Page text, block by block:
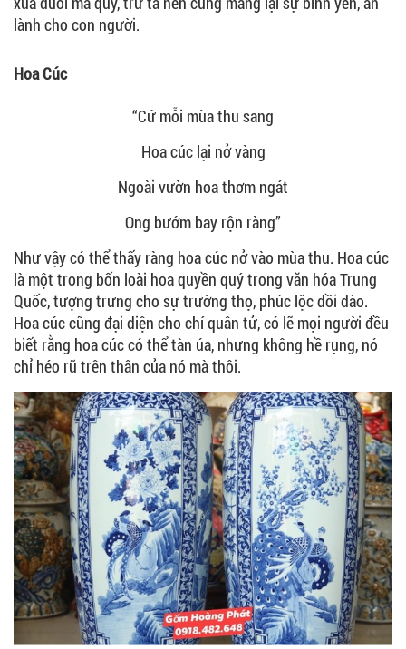
lành cho con người.
Hoa Cúc
“Cứ mỗi mùa thu sang
Hoa cúc lại nở vàng
Ngoài vườn hoa thơm ngát
Ong bướm bay rộn ràng”
Như vậy có thể thấy ràng hoa cúc nở vào mùa thu. Hoa cúc
là một trong bốn loài hoa quyền quý trong văn hóa Trung
Quốc, tượng trưng cho sự trường thọ, phúc lộc dồi dào.
Hoa cúc cũng đại diện cho chí quân tử, có lẽ mọi người đều
biết rằng hoa cúc có thể tàn úa, nhưng không hề rụng, nó
chỉ héo rũ trên thân của nó mà thôi.